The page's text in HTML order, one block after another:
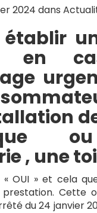
2024 dans
en
, une
OUI » et cela
Cette
du 24 janvier